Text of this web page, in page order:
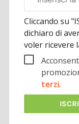
aziendale
Cliccando su
dichiaro di
voler ricevere
terzi.